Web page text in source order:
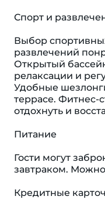
Спорт и
Выбор
развлечений
Открытый
релаксации и
Удобные
террасе. Фитнес-
отдохнуть и
Питание
Гости могут
завтраком. Можно
Кредитные